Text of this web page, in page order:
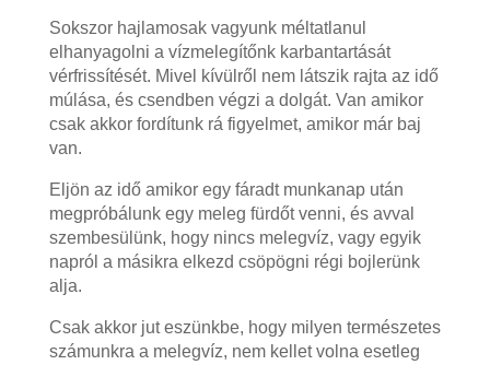
Sokszor hajlamosak vagyunk méltatlanul
elhanyagolni a vízmelegítőnk karbantartását
vérfrissítését. Mivel kívülről nem látszik rajta az idő
múlása, és csendben végzi a dolgát. Van amikor
csak akkor fordítunk rá figyelmet, amikor már baj
van.
Eljön az idő amikor egy fáradt munkanap után
megpróbálunk egy meleg fürdőt venni, és avval
szembesülünk, hogy nincs melegvíz, vagy egyik
napról a másikra elkezd csöpögni régi bojlerünk
alja.
Csak akkor jut eszünkbe, hogy milyen természetes
számunkra a melegvíz, nem kellet volna esetleg